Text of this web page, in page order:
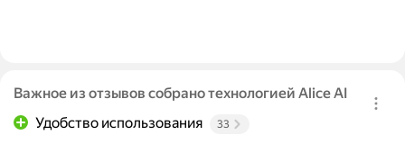
Важное из отзывов собрано технологией Alice AI
Удобство использования
33